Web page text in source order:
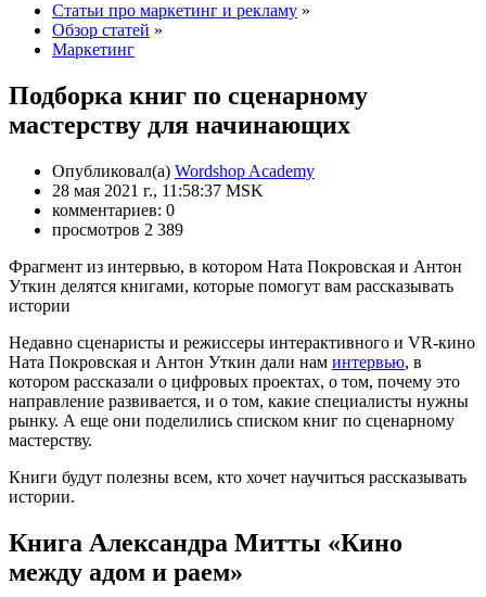
Статьи про маркетинг и рекламу »
Обзор статей »
Маркетинг
Подборка книг по сценарному
мастерству для начинающих
Опубликовал(а) Wordshop Academy
28 мая 2021 г., 11:58:37 MSK
комментариев: 0
просмотров 2 389
Фрагмент из интервью, в котором Ната Покровская и Антон
Уткин делятся книгами, которые помогут вам рассказывать
истории
Недавно сценаристы и режиссеры интерактивного и VR-кино
Ната Покровская и Антон Уткин дали нам интервью, в
котором рассказали о цифровых проектах, о том, почему это
направление развивается, и о том, какие специалисты нужны
рынку. А еще они поделились списком книг по сценарному
мастерству.
Книги будут полезны всем, кто хочет научиться рассказывать
истории.
Книга Александра Митты «Кино
между адом и раем»